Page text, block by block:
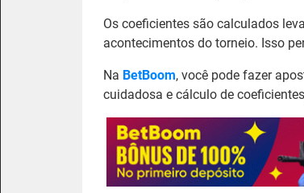
Os coeficientes são calculados
acontecimentos do torneio. Isso
Na BetBoom, você pode fazer
cuidadosa e cálculo de